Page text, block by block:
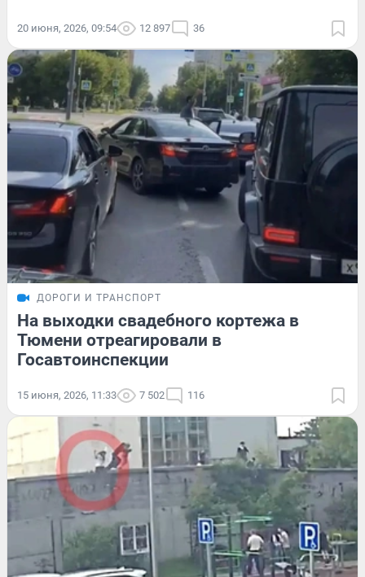
20 июня, 2026, 09:54 12 897 36
ДОРОГИ И ТРАНСПОРТ
На выходки свадебного кортежа в
Тюмени отреагировали в
Госавтоинспекции
15 июня, 2026, 11:33 7 502 116